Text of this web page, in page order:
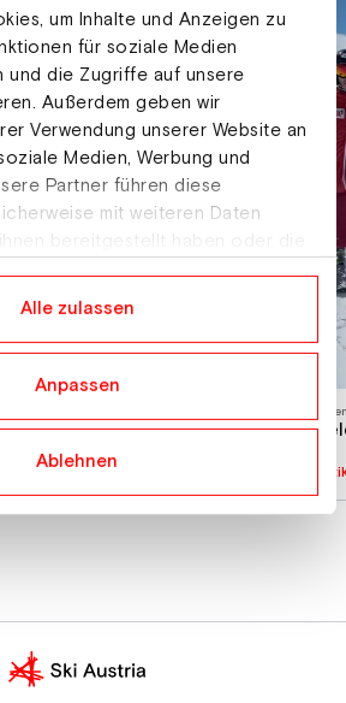
um Inhalte und Anzeigen zu
für soziale Medien
und die Zugriffe auf unsere
Außerdem geben wir
Verwendung unserer Website an
Medien, Werbung und
Partner führen diese
mit weiteren Daten
Alle zulassen
Anpassen
Ablehnen
für Stefan Dietrich